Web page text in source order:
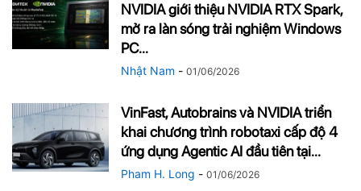
NVIDIA giới thiệu NVIDIA RTX Spark,
mở ra làn sóng trải nghiệm Windows
PC...
Nhật Nam - 01/06/2026
VinFast, Autobrains và NVIDIA triển
khai chương trình robotaxi cấp độ 4
ứng dụng Agentic AI đầu tiên tại...
Pham H. Long - 01/06/2026